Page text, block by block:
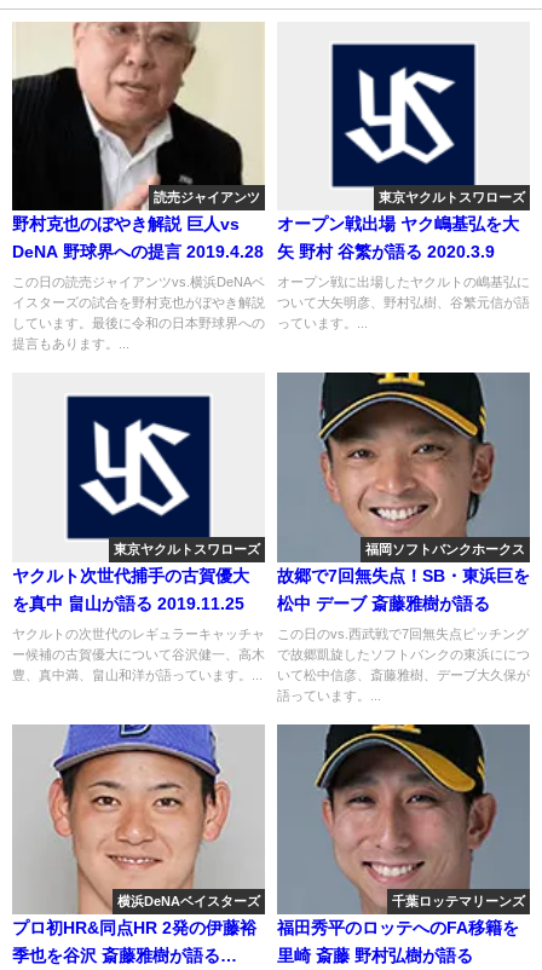
読売ジャイアンツ
野村克也のぼやき解説 巨人vs
DeNA 野球界への提言 2019.4.28
この日の読売ジャイアンツvs.横浜DeNAベ
イスターズの試合を野村克也がぼやき解説
しています。最後に令和の日本野球界への
提言もあります。...
東京ヤクルトスワローズ
オープン戦出場 ヤク嶋基弘を大
矢 野村 谷繁が語る 2020.3.9
オープン戦に出場したヤクルトの嶋基弘に
ついて大矢明彦、野村弘樹、谷繁元信が語
っています。...
東京ヤクルトスワローズ
ヤクルト次世代捕手の古賀優大
を真中 畠山が語る 2019.11.25
ヤクルトの次世代のレギュラーキャッチャ
ー候補の古賀優大について谷沢健一、高木
豊、真中満、畠山和洋が語っています。...
福岡ソフトバンクホークス
故郷で7回無失点！SB・東浜巨を
松中 デーブ 斎藤雅樹が語る
この日のvs.西武戦で7回無失点ピッチング
で故郷凱旋したソフトバンクの東浜ににつ
いて松中信彦、斎藤雅樹、デーブ大久保が
語っています。...
横浜DeNAベイスターズ
プロ初HR&同点HR 2発の伊藤裕
季也を谷沢 斎藤雅樹が語る
千葉ロッテマリーンズ
福田秀平のロッテへのFA移籍を
里崎 斎藤 野村弘樹が語る